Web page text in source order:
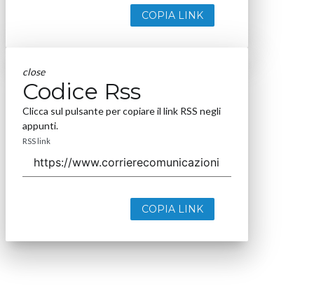
COPIA LINK
close
Codice Rss
Clicca sul pulsante per copiare il link RSS negli
appunti.
RSS link
COPIA LINK